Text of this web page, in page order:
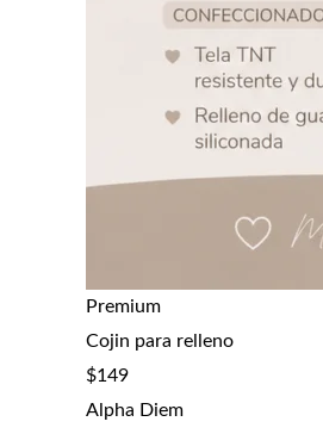
Premium
Cojin para relleno
$149
Alpha Diem